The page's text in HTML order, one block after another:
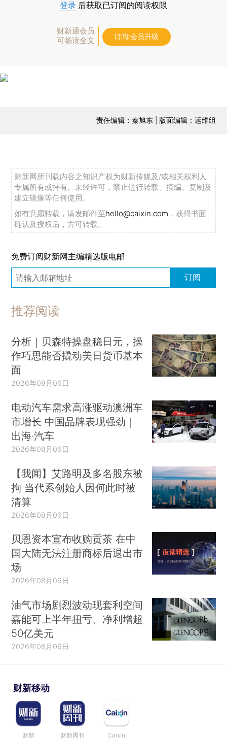
登录 后获取已订阅的阅读权限
财新通会员
可畅读全文
订阅/会员升级
责任编辑：秦旭东 | 版面编辑：运维组
财新网所刊载内容之知识产权为财新传媒及/或相关权利人
专属所有或持有。未经许可，禁止进行转载、摘编、复制及
建立镜像等任何使用。
如有意愿转载，请发邮件至hello@caixin.com ，获得书面
确认及授权后，方可转载。
免费订阅财新网主编精选版电邮
订阅
推荐阅读
分析｜贝森特操盘稳日元，操
作巧思能否撬动美日货币基本
面
2026年08月06日
电动汽车需求高涨驱动澳洲车
市增长 中国品牌表现强劲｜
出海·汽车
2026年08月06日
【我闻】艾路明及多名股东被
拘 当代系创始人因何此时被
清算
2026年08月06日
贝恩资本宣布收购贡茶 在中
国大陆无法注册商标后退出市
场
2026年08月06日
油气市场剧烈波动现套利空间
嘉能可上半年扭亏、净利增超
50亿美元
2026年08月06日
财新移动
财新 财新周刊 Caixin